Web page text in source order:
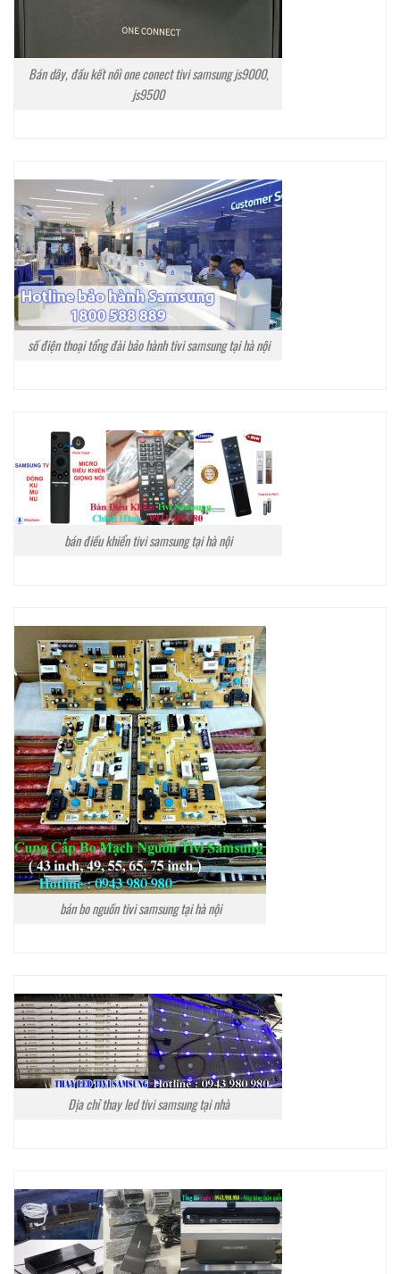
Bán dây, đầu kết nối one conect tivi samsung js9000,
js9500
số điện thoại tổng đài bảo hành tivi samsung tại hà nội
bán điều khiển tivi samsung tại hà nội
bán bo nguồn tivi samsung tại hà nội
Địa chỉ thay led tivi samsung tại nhà